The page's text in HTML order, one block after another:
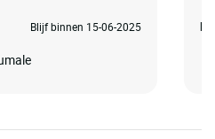
Blijf binnen 15-06-2025